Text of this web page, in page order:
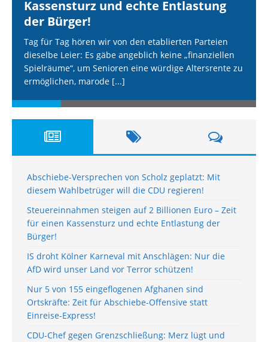
Kassensturz und echte Entlastung
der Bürger!
Tag für Tag hören wir von den etablierten Parteien
dieselbe Leier: Es gäbe angeblich keine „finanziellen
Spielräume“, um Senioren eine würdige Altersrente zu
ermöglichen, marode [...]
Abschiebe-Versprechen von Scholz geplatzt: Mit
diesem Wahlbetrüger will die CDU regieren!
Steuereinnahmen steigen auf 2 Billionen Euro – Zeit
für einen Kassensturz und echte Entlastung der
Bürger!
IS droht Kölner Karneval mit Anschlägen: Nur die
AfD wird unser Land vor Terror schützen!
Nur 5 von 155 eingeflogenen Afghanen sind
Ortskräfte: Zeit für Abschiebe-Offensive statt
Einreise-Express!
CDU-Chef gegen Grenzschließung: Merz lügt und